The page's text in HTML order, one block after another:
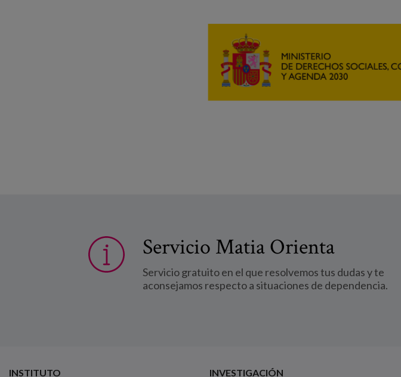
Servicio Matia Orienta
Servicio gratuito en el que resolvemos tus dudas y te
aconsejamos respecto a situaciones de dependencia.
INSTITUTO INVESTIGACIÓN